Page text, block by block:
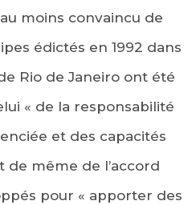
moins convaincu de
édictés en 1992 dans
Rio de Janeiro ont été
« de la responsabilité
et des capacités
de même de l’accord
pour « apporter des